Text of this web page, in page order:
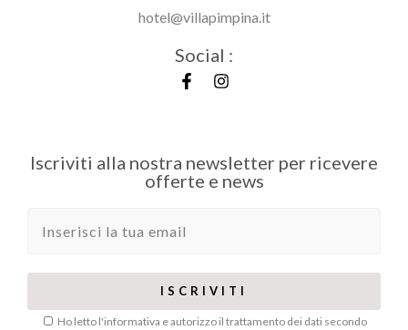
hotel@villapimpina.it
Social :
Iscriviti alla nostra newsletter per ricevere
offerte e news
Ho letto l'informativa e autorizzo il trattamento dei dati secondo